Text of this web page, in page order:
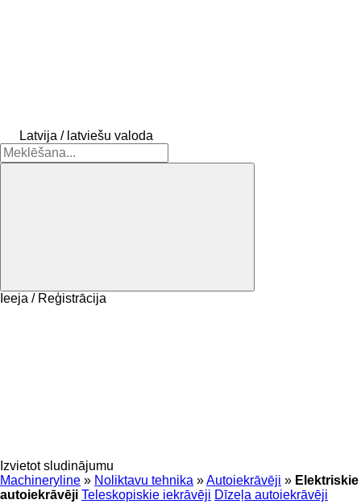
Latvija / latviešu valoda
Ieeja / Reģistrācija
Izvietot sludinājumu
Machineryline » Noliktavu tehnika »Autoiekrāvēji » Elektriskie
autoiekrāvēji Teleskopiskie iekrāvēji Dīzeļa autoiekrāvēji